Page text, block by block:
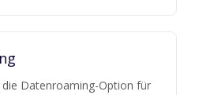
die Datenroaming-Option für